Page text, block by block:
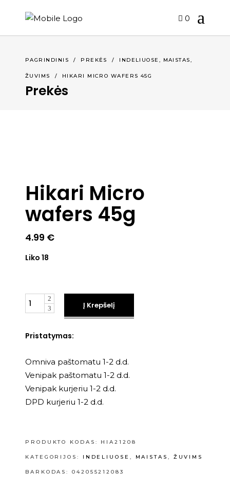
0
PAGRINDINIS / PREKĖS / INDELIUOSE , MAISTAS,
ŽUVIMS / HIKARI MICRO WAFERS 45G
Prekės
Hikari Micro
wafers 45g
4.99 €
Liko 18
Kiekis
Į Krepšelį
Pristatymas:
Omniva paštomatu 1-2 d.d.
Venipak paštomatu 1-2 d.d.
Venipak kurjeriu 1-2 d.d.
DPD kurjeriu 1-2 d.d.
PRODUKTO KODAS: HIA21208
KATEGORIJOS: INDELIUOSE , MAISTAS , ŽUVIMS
BARKODAS: 042055212083